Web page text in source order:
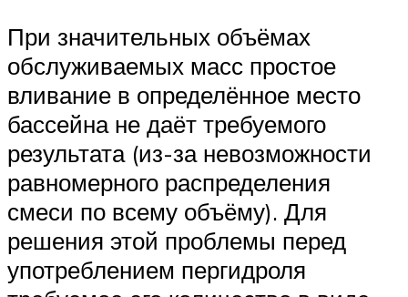
При значительных объёмах
обслуживаемых масс простое
вливание в определённое место
бассейна не даёт требуемого
результата (из-за невозможности
равномерного распределения
смеси по всему объёму). Для
решения этой проблемы перед
употреблением пергидроля